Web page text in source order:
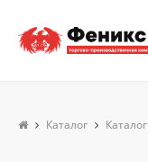
Каталог Каталог